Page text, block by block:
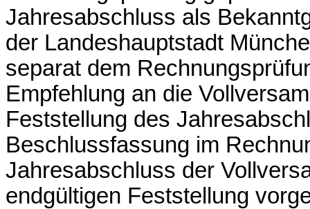
Jahresabschluss als
der Landeshauptstadt
separat dem
Empfehlung an die
Feststellung des
Beschlussfassung im
Jahresabschluss der
endgültigen Feststellung